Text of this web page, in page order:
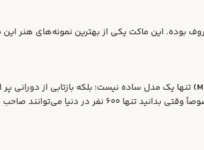
تنها یک مدل ساده نیست؛ بلکه بازتابی از
صاحب این شاهکار شوند.